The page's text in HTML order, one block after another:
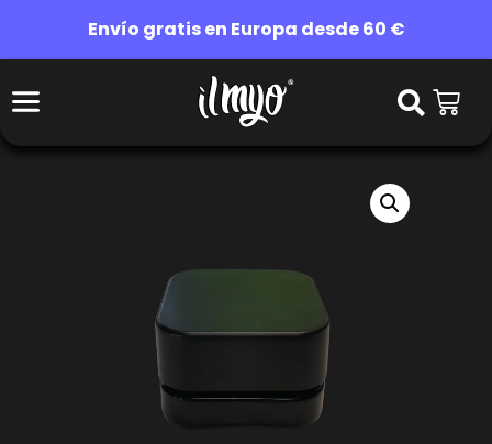
Envío gratis en Europa desde 60 €